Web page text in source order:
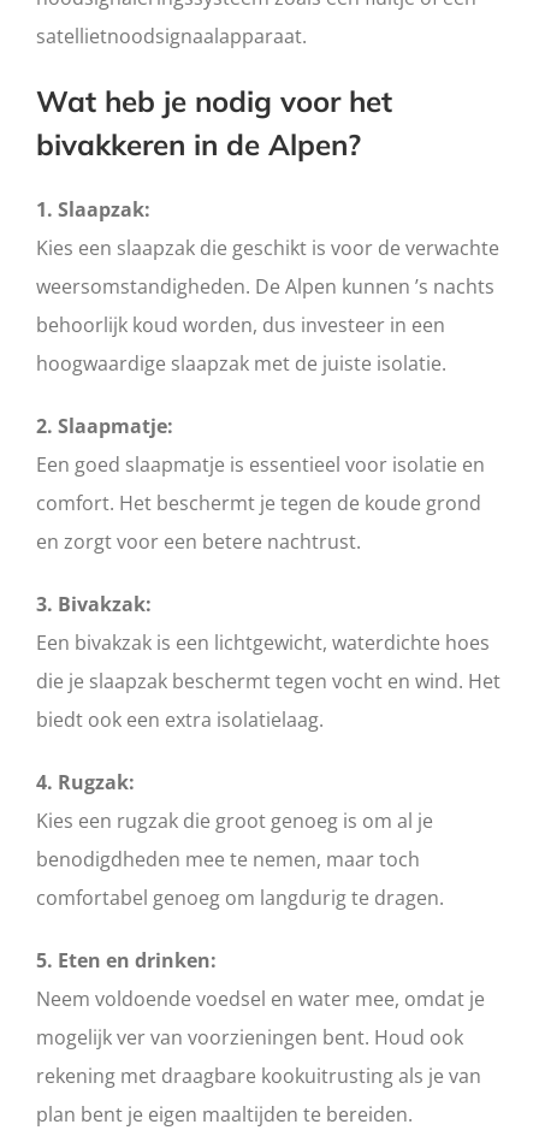
satellietnoodsignaalapparaat.
Wat heb je nodig voor het
bivakkeren in de Alpen?
1. Slaapzak:
Kies een slaapzak die geschikt is voor de verwachte
weersomstandigheden. De Alpen kunnen ’s nachts
behoorlijk koud worden, dus investeer in een
hoogwaardige slaapzak met de juiste isolatie.
2. Slaapmatje:
Een goed slaapmatje is essentieel voor isolatie en
comfort. Het beschermt je tegen de koude grond
en zorgt voor een betere nachtrust.
3. Bivakzak:
Een bivakzak is een lichtgewicht, waterdichte hoes
die je slaapzak beschermt tegen vocht en wind. Het
biedt ook een extra isolatielaag.
4. Rugzak:
Kies een rugzak die groot genoeg is om al je
benodigdheden mee te nemen, maar toch
comfortabel genoeg om langdurig te dragen.
5. Eten en drinken:
Neem voldoende voedsel en water mee, omdat je
mogelijk ver van voorzieningen bent. Houd ook
rekening met draagbare kookuitrusting als je van
plan bent je eigen maaltijden te bereiden.